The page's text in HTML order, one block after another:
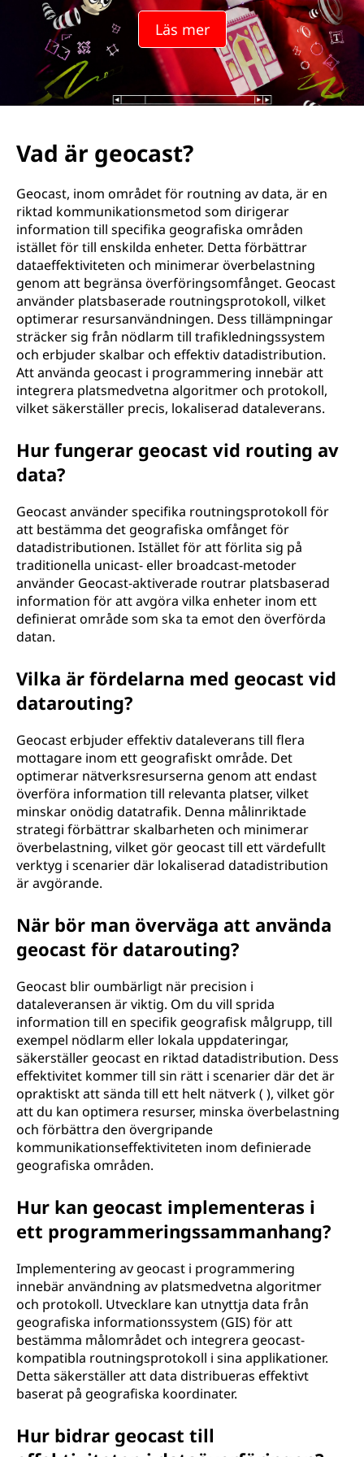
Läs mer
Vad är geocast?
Geocast, inom området för routning av data, är en
riktad kommunikationsmetod som dirigerar
information till specifika geografiska områden
istället för till enskilda enheter. Detta förbättrar
dataeffektiviteten och minimerar överbelastning
genom att begränsa överföringsomfånget. Geocast
använder platsbaserade routningsprotokoll, vilket
optimerar resursanvändningen. Dess tillämpningar
sträcker sig från nödlarm till trafikledningssystem
och erbjuder skalbar och effektiv datadistribution.
Att använda geocast i programmering innebär att
integrera platsmedvetna algoritmer och protokoll,
vilket säkerställer precis, lokaliserad dataleverans.
Hur fungerar geocast vid routing av
data?
Geocast använder specifika routningsprotokoll för
att bestämma det geografiska omfånget för
datadistributionen. Istället för att förlita sig på
traditionella unicast- eller broadcast-metoder
använder Geocast-aktiverade routrar platsbaserad
information för att avgöra vilka enheter inom ett
definierat område som ska ta emot den överförda
datan.
Vilka är fördelarna med geocast vid
datarouting?
Geocast erbjuder effektiv dataleverans till flera
mottagare inom ett geografiskt område. Det
optimerar nätverksresurserna genom att endast
överföra information till relevanta platser, vilket
minskar onödig datatrafik. Denna målinriktade
strategi förbättrar skalbarheten och minimerar
överbelastning, vilket gör geocast till ett värdefullt
verktyg i scenarier där lokaliserad datadistribution
är avgörande.
När bör man överväga att använda
geocast för datarouting?
Geocast blir oumbärligt när precision i
dataleveransen är viktig. Om du vill sprida
information till en specifik geografisk målgrupp, till
exempel nödlarm eller lokala uppdateringar,
säkerställer geocast en riktad datadistribution. Dess
effektivitet kommer till sin rätt i scenarier där det är
opraktiskt att sända till ett helt nätverk ( ), vilket gör
att du kan optimera resurser, minska överbelastning
och förbättra den övergripande
kommunikationseffektiviteten inom definierade
geografiska områden.
Hur kan geocast implementeras i
ett programmeringssammanhang?
Implementering av geocast i programmering
innebär användning av platsmedvetna algoritmer
och protokoll. Utvecklare kan utnyttja data från
geografiska informationssystem (GIS) för att
bestämma målområdet och integrera geocast-
kompatibla routningsprotokoll i sina applikationer.
Detta säkerställer att data distribueras effektivt
baserat på geografiska koordinater.
Hur bidrar geocast till